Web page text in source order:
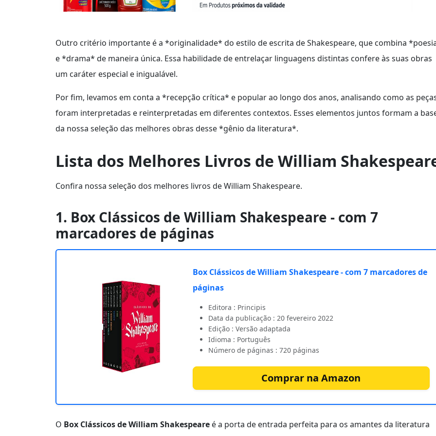
Outro critério importante é a *originalidade* do estilo de escrita de Shakespeare, que combina
e *drama* de maneira única. Essa habilidade de entrelaçar linguagens distintas confere às suas obras
um caráter especial e inigualável.
Por fim, levamos em conta a *recepção crítica* e popular ao longo dos anos, analisando como as
foram interpretadas e reinterpretadas em diferentes contextos. Esses elementos juntos formam a
da nossa seleção das melhores obras desse *gênio da literatura*.
Lista dos Melhores Livros de William
Confira nossa seleção dos melhores livros de William Shakespeare.
1. Box Clássicos de William Shakespeare - com 7
marcadores de páginas
Box Clássicos de William Shakespeare - com 7 marcadores de
páginas
Editora : Principis
Data da publicação : 20 fevereiro 2022
Edição : Versão adaptada
Idioma : Português
Número de páginas : 720 páginas
Comprar na Amazon
O Box Clássicos de William Shakespeare é a porta de entrada perfeita para os amantes da literatura